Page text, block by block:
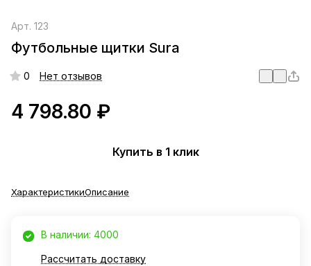
Арт. 123
Футбольные щитки Sura
0 Нет отзывов
4 798.80 ₽
Купить в 1 клик
ХарактеристикиОписание
В наличии: 4000
Рассчитать доставку